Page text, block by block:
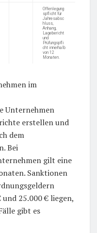
Offenlegung
spflicht für
Jahresabsc
hluss,
Anhang,
Lagebericht
und
Prüfungspfli
cht innerhalb
von 12
Monaten.
im
Unternehmen
erstellen und
dem
Bei
gilt eine
Sanktionen
25.000 € liegen,
gibt es